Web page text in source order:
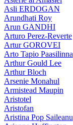
Asli ERDOGAN
Arundhati Roy
Arun GANDHI
Arturo Perez-Reverte
Artur GOROVEI
Arto Tapio Paasilinna
Arthur Gould Lee
Arthur Bloch
Arsenie Monahul
Armistead Maupin
Aristotel
Aristofan
Aristina Pop Saileanu